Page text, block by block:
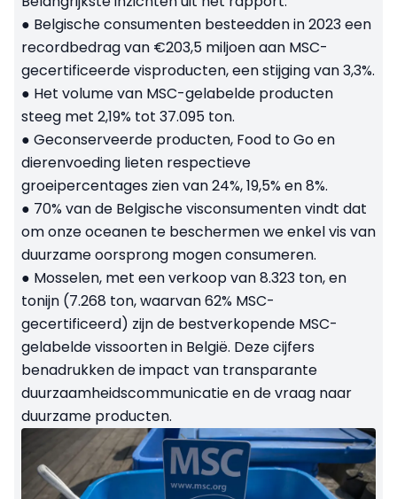
● Belgische consumenten besteedden in 2023 een
recordbedrag van €203,5 miljoen aan MSC-
gecertificeerde visproducten, een stijging van 3,3%.
● Het volume van MSC-gelabelde producten
steeg met 2,19% tot 37.095 ton.
● Geconserveerde producten, Food to Go en
dierenvoeding lieten respectieve
groeipercentages zien van 24%, 19,5% en 8%.
● 70% van de Belgische visconsumenten vindt dat
om onze oceanen te beschermen we enkel vis van
duurzame oorsprong mogen consumeren.
● Mosselen, met een verkoop van 8.323 ton, en
tonijn (7.268 ton, waarvan 62% MSC-
gecertificeerd) zijn de bestverkopende MSC-
gelabelde vissoorten in België. Deze cijfers
benadrukken de impact van transparante
duurzaamheidscommunicatie en de vraag naar
duurzame producten.